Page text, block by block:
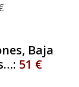
Baja
51 €